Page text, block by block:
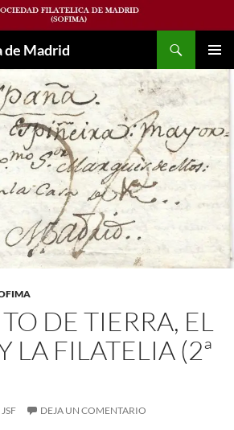
de Madrid
MENÚ
DE TIERRA, EL
LA FILATELIA (2ª
JSF DEJA UN COMENTARIO